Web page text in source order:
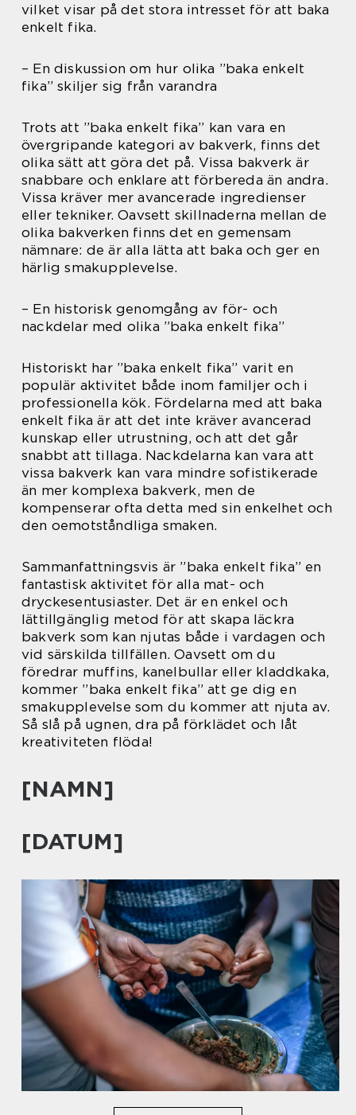
vilket visar på det stora intresset för att baka
enkelt fika.
– En diskussion om hur olika ”baka enkelt
fika” skiljer sig från varandra
Trots att ”baka enkelt fika” kan vara en
övergripande kategori av bakverk, finns det
olika sätt att göra det på. Vissa bakverk är
snabbare och enklare att förbereda än andra.
Vissa kräver mer avancerade ingredienser
eller tekniker. Oavsett skillnaderna mellan de
olika bakverken finns det en gemensam
nämnare: de är alla lätta att baka och ger en
härlig smakupplevelse.
– En historisk genomgång av för- och
nackdelar med olika ”baka enkelt fika”
Historiskt har ”baka enkelt fika” varit en
populär aktivitet både inom familjer och i
professionella kök. Fördelarna med att baka
enkelt fika är att det inte kräver avancerad
kunskap eller utrustning, och att det går
snabbt att tillaga. Nackdelarna kan vara att
vissa bakverk kan vara mindre sofistikerade
än mer komplexa bakverk, men de
kompenserar ofta detta med sin enkelhet och
den oemotståndliga smaken.
Sammanfattningsvis är ”baka enkelt fika” en
fantastisk aktivitet för alla mat- och
dryckesentusiaster. Det är en enkel och
lättillgänglig metod för att skapa läckra
bakverk som kan njutas både i vardagen och
vid särskilda tillfällen. Oavsett om du
föredrar muffins, kanelbullar eller kladdkaka,
kommer ”baka enkelt fika” att ge dig en
smakupplevelse som du kommer att njuta av.
Så slå på ugnen, dra på förklädet och låt
kreativiteten flöda!
[NAMN]
[DATUM]